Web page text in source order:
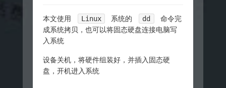
本文使用 Linux 系统的 dd
命令完
成系统拷贝，也可以将固态硬盘连接电脑写
入系统
设备关机，将硬件组装好，并插入固态硬
盘，开机进入系统